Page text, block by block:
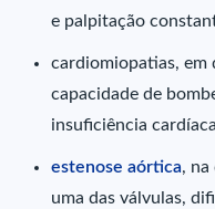
e palpitação
cardiomiopatias, em
capacidade de
insuficiência
estenose aórtica, na
uma das válvulas,